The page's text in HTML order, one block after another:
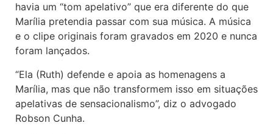
havia um “tom apelativo” que era diferente do que
Marília pretendia passar com sua música. A música
e o clipe originais foram gravados em 2020 e nunca
foram lançados.
“Ela (Ruth) defende e apoia as homenagens a
Marília, mas que não transformem isso em situações
apelativas de sensacionalismo”, diz o advogado
Robson Cunha.